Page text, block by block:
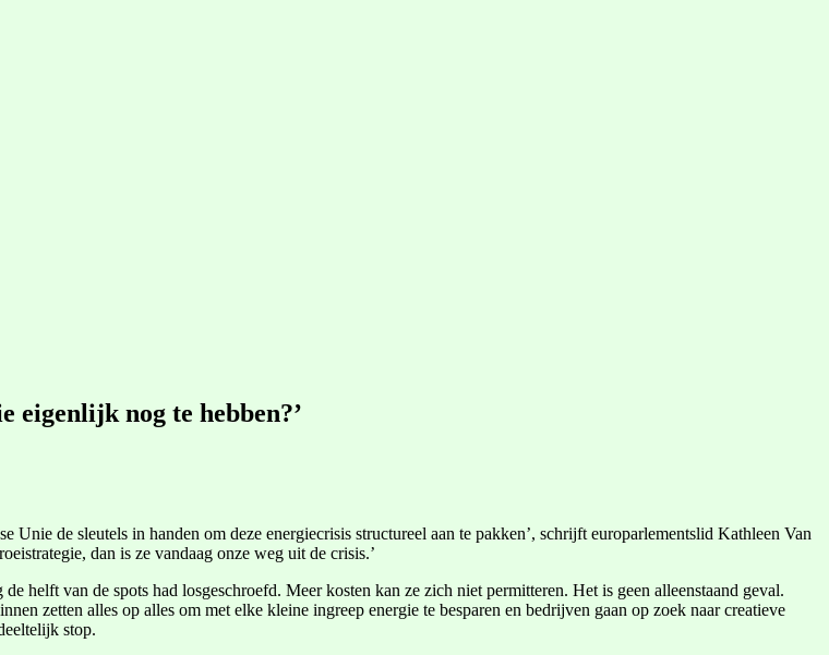
eigenlijk nog te hebben?’
de sleutels in handen om deze energiecrisis structureel aan te pakken’, schrijft europarlementslid Kathleen Van
dan is ze vandaag onze weg uit de crisis.’
helft van de spots had losgeschroefd. Meer kosten kan ze zich niet permitteren. Het is geen alleenstaand geval.
zetten alles op alles om met elke kleine ingreep energie te besparen en bedrijven gaan op zoek naar creatieve
stop.